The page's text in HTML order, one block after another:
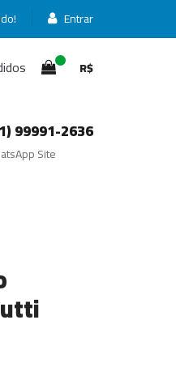
Entrar
R$
99991-2636
Site